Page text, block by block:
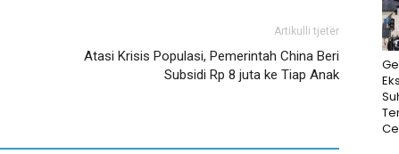
Artikulli tjetër
Atasi Krisis Populasi, Pemerintah China Beri
Subsidi Rp 8 juta ke Tiap Anak